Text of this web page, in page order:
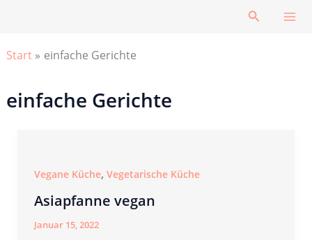
Suchen
Start einfache Gerichte
einfache Gerichte
Vegane Küche, Vegetarische Küche
Asiapfanne vegan
Januar 15, 2022